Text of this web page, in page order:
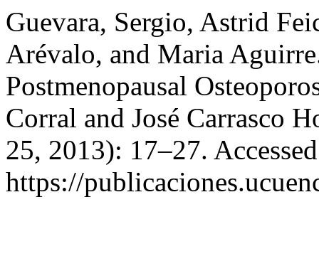
Guevara, Sergio, Astrid
Arévalo, and Maria
Postmenopausal
Corral and José Carrasco
25, 2013): 17–27.
https://